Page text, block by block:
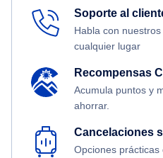
Soporte al
Habla con
cualquier lugar
Recompensas
Acumula puntos y
ahorrar.
Cancelaciones
Opciones